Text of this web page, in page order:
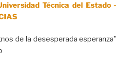
Técnica del Estado -
de la desesperada esperanza”